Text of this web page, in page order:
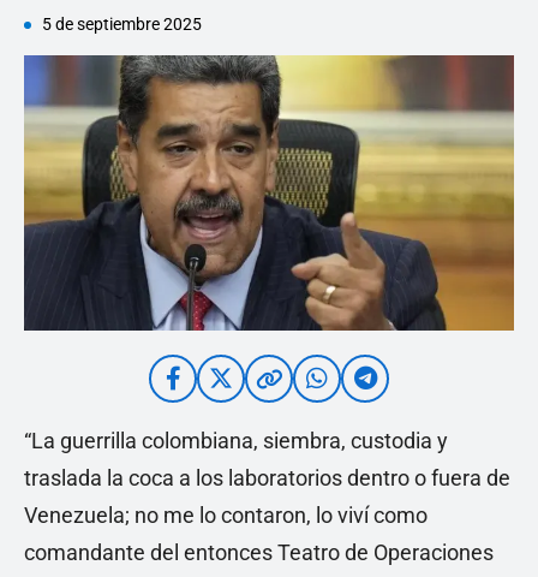
5 de septiembre 2025
“La guerrilla colombiana, siembra, custodia y
traslada la coca a los laboratorios dentro o fuera de
Venezuela; no me lo contaron, lo viví como
comandante del entonces Teatro de Operaciones